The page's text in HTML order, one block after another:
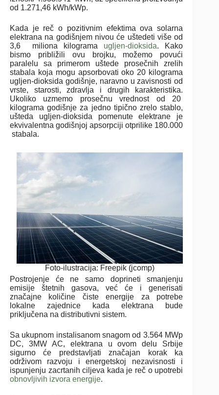
od 1.271,46 kWh/kWp.
Kada je reč o pozitivnim efektima ova solarna
elektrana na godišnjem nivou će uštedeti više od
3,6 miliona kilograma ugljen-dioksida. Kako
bismo približili ovu brojku, možemo povući
paralelu sa primerom uštede prosečnih zrelih
stabala koja mogu apsorbovati oko 20 kilograma
ugljen-dioksida godišnje, naravno u zavisnosti od
vrste, starosti, zdravlja i drugih karakteristika.
Ukoliko uzmemo prosečnu vrednost od 20
kilograma godišnje za jedno tipično zrelo stablo,
ušteda ugljen-dioksida pomenute elektrane je
ekvivalentna godišnjoj apsorpciji otprilike 180.000
stabala.
Foto-ilustracija: Freepik (jcomp)
Postrojenje će ne samo doprineti smanjenju
emisije štetnih gasova, već će i generisati
značajne količine čiste energije za potrebe
lokalne zajednice kada elektrana bude
priključena na distributivni sistem.
Sa ukupnom instalisanom snagom od 3.564 MWp
DC, 3MW AC, elektrana u ovom delu Srbije
sigurno će predstavljati značajan korak ka
održivom razvoju i energetskoj nezavisnosti i
ispunjenju zacrtanih ciljeva kada je reč o upotrebi
obnovljivih izvora energije.